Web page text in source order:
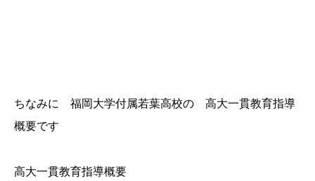
ちなみに 福岡大学付属若葉高校の 高大一貫教育指導
概要です
高大一貫教育指導概要